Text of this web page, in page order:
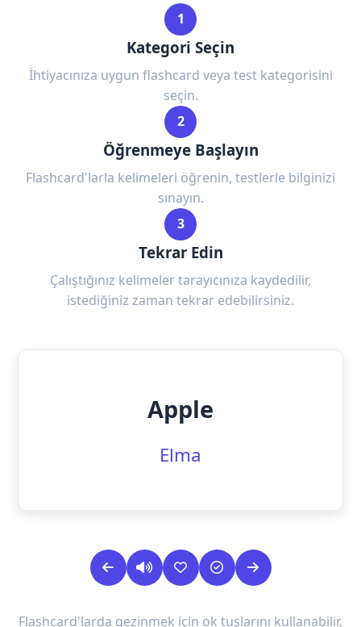
1
Kategori Seçin
İhtiyacınıza uygun flashcard veya test kategorisini
seçin.
2
Öğrenmeye Başlayın
Flashcard'larla kelimeleri öğrenin, testlerle bilginizi
sınayın.
3
Tekrar Edin
Çalıştığınız kelimeler tarayıcınıza kaydedilir,
istediğiniz zaman tekrar edebilirsiniz.
Apple
Elma
Flashcard'larda gezinmek için ok tuşlarını kullanabilir,